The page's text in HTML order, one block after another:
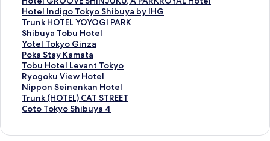
o
k
y
o
페
이
지
를
여
는
n
A
s
a
k
u
s
a
페
이
n
z
a
E
a
s
t
페
이
지
a
n
T
o
k
y
o
A
s
a
T
I
O
N
,
T
o
r
a
n
i
n
z
a
1
c
h
o
m
e
c
e
l
H
o
t
e
l
T
o
T
o
w
e
r
T
o
k
y
u
y
A
P
A
R
T
M
E
N
T
i
H
o
t
e
l
T
o
k
y
y
p
l
a
c
e
s
h
i
b
o
y
a
l
P
a
r
k
C
a
e
l
S
u
n
r
o
u
t
e
l
l
u
s
t
a
r
T
O
K
o
t
e
l
G
R
O
O
V
E
Hotel Indigo Tokyo Shibuya by IHG
H
o
t
e
l
I
n
d
i
g
Trunk HOTEL YOYOGI PARK
T
r
u
n
k
H
O
T
E
Shibuya Tobu Hotel
S
h
i
b
u
y
a
T
Yotel Tokyo Ginza
Y
o
t
e
l
T
o
Poka Stay Kamata
P
o
k
a
S
t
Tobu Hotel Levant Tokyo
T
o
b
u
H
Ryogoku View Hotel
R
y
o
g
Nippon Seinenkan Hotel
N
i
p
Trunk (HOTEL) CAT STREET
T
rCoto Tokyo Shibuya 4
C